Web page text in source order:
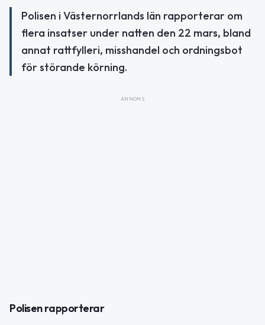
Polisen i Västernorrlands län rapporterar om
flera insatser under natten den 22 mars, bland
annat rattfylleri, misshandel och ordningsbot
för störande körning.
ANNONS
Polisen rapporterar